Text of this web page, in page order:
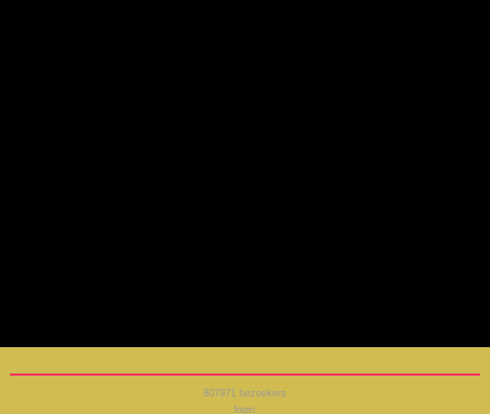
807971bezoekers
login